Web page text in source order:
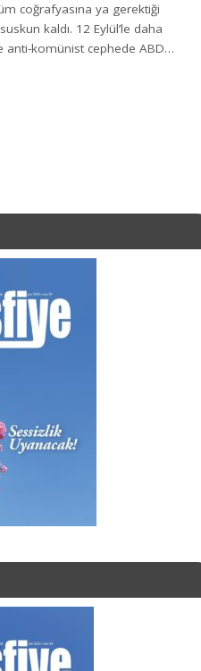
coğrafyasına ya gerektiği
kaldı. 12 Eylül’le daha
anti-komünist cephede ABD…